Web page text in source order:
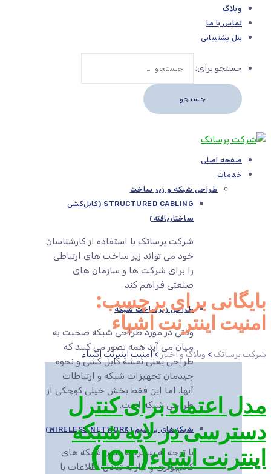
وبلاگ
تماس با ما
پنل پشتیبانی
جستجو برای:
صفحه اصلی
خدمات
طراحی شبکه و زیر ساخت
STRUCTURED CABLING (کابل‌کشی
ساختاریافته)
شرکت پرساتک با استفاده از کارشناسان
خود می تواند زیر ساخت های ارتباطی
را برای شرکت ها و سازمان های
صنعتی فراهم کند
طراحی زیرساخت شبکه
وقتی در مورد طراحی شبکه صحبت به
میان می آید همه تصور می کنند که
طراحی یعنی نقشه کابل کشی و نحوه
چیدمان تجهیزات شبکه و ارتباطات
آنها. اما این فقط بخش خیلی کوچکی از
طراحی شبکه است.
شبکه‌های بی‌سیم (WIRELESS NETWORK)
با توجه به پیشرفته شدن شبکه های
کامپیوتری و نیاز به تبادل اطلاعات با
بایگانی برای برچسب:
امنیت اینترنت اشیاء
شرکت پرساتک > وبلاگ و اخبار > امنیت اینترنت اشیاء
مدل اعتماد برای کنترل
دسترسی در لایه شبکه
اینترنت اشیاء(IOT)